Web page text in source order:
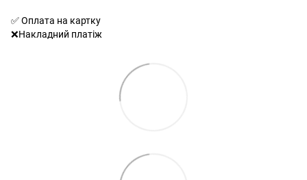
✅ Оплата на картку
❌Накладний платіж